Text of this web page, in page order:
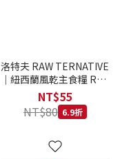
洛特夫 RAW TERNATIVE
｜紐西蘭風乾主食糧 RT3
羊肉 25g｜風乾主食糧 羊
肉 全齡犬 狗飼料
NT$55
NT$80 6.9折